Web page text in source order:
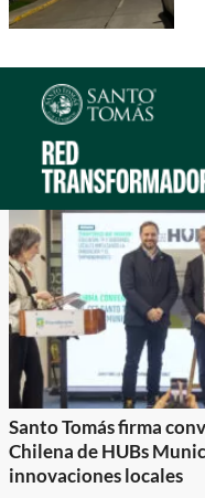
Santo Tomás firma
Chilena de HUBs
innovaciones locales